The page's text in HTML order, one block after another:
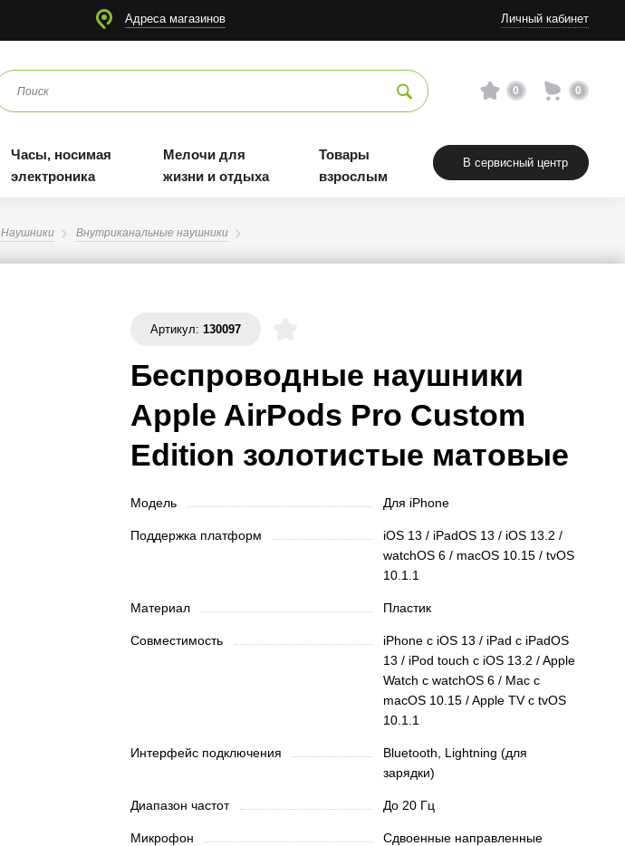
Адреса магазинов Личный кабинет
0 0
Часы, носимая
электроника
Мелочи для
жизни и отдыха
Товары
взрослым
В сервисный центр
Наушники Внутриканальные наушники
Артикул:130097
Беспроводные наушники
Apple AirPods Pro Custom
Edition золотистые матовые
Модель Для iPhone
Поддержка платформ
iOS 13 / iPadOS 13 / iOS 13.2 /
watchOS 6 / macOS 10.15 / tvOS
10.1.1
Материал Пластик
Совместимость
iPhone c iOS 13 / iPad с iPadOS
13 / iPod touch с iOS 13.2 / Apple
Watch c watchOS 6 / Mac с
macOS 10.15 / Apple TV c tvOS
10.1.1
Интерфейс подключения
Bluetooth, Lightning (для
зарядки)
Диапазон частот До 20 Гц
Микрофон
Сдвоенные направленные